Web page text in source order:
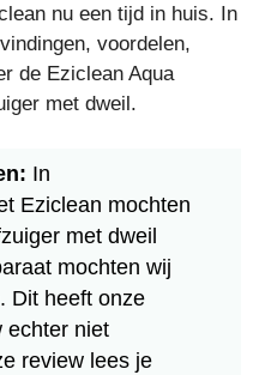
nu een tijd in huis. In
voordelen,
de Eziclean Aqua
met dweil.
In
Eziclean mochten
met dweil
mochten wij
Dit heeft onze
echter niet
review lees je